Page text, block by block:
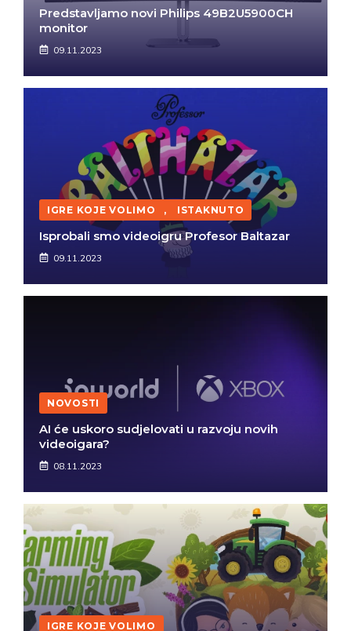
Predstavljamo novi Philips 49B2U5900CH
monitor
09.11.2023
IGRE KOJE VOLIMO , ISTAKNUTO
Isprobali smo videoigru Profesor Baltazar
09.11.2023
NOVOSTI
AI će uskoro sudjelovati u razvoju novih
videoigara?
08.11.2023
IGRE KOJE VOLIMO